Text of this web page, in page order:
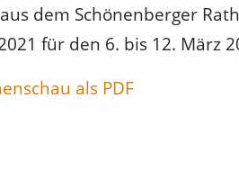
dem Schönenberger
für den 6. bis 12. März
als PDF